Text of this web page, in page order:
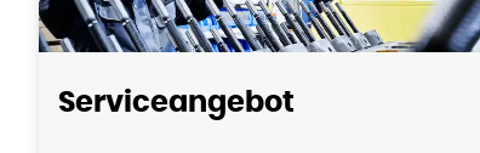
Serviceangebot